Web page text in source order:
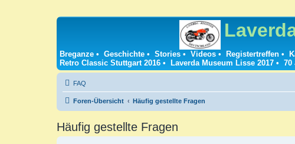
Breganze • Geschichte • Stories • Videos • Registertreffen •
Retro Classic Stuttgart 2016 • Laverda Museum Lisse 2017 • 70
FAQ
Foren-Übersicht Häufig gestellte Fragen
Häufig gestellte Fragen